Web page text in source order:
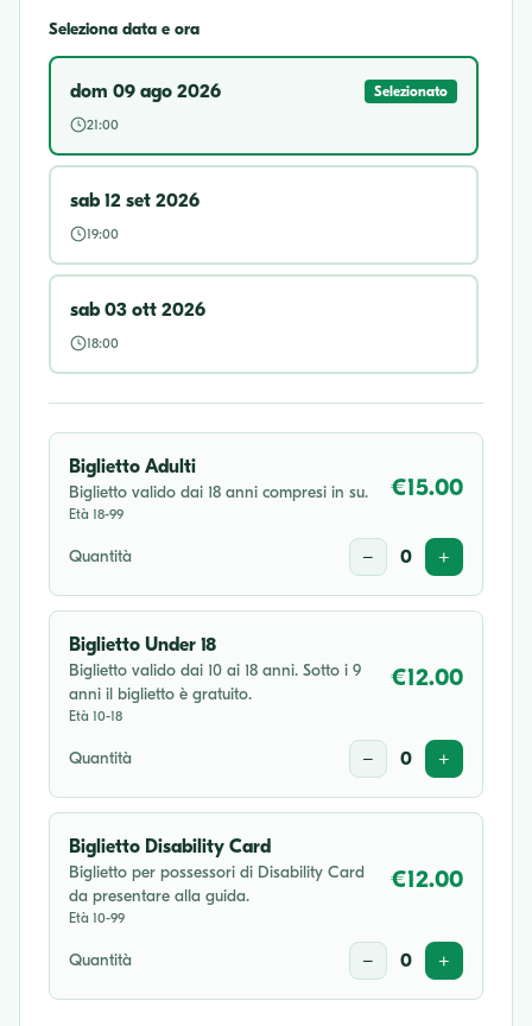
Seleziona data e ora
dom 09 ago 2026
Selezionato
21:00
sab 12 set 2026
19:00
sab 03 ott 2026
18:00
Biglietto Adulti
Biglietto valido dai 18 anni compresi in su.
Età 18-99
€15.00
Quantità − 0 +
Biglietto Under 18
Biglietto valido dai 10 ai 18 anni. Sotto i 9
anni il biglietto è gratuito.
Età 10-18
€12.00
Quantità − 0 +
Biglietto Disability Card
Biglietto per possessori di Disability Card
da presentare alla guida.
Età 10-99
€12.00
Quantità − 0 +